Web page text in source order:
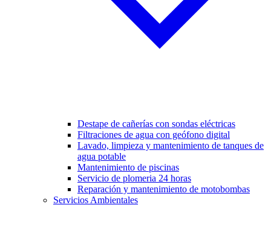
Destape de cañerías con sondas eléctricas
Filtraciones de agua con geófono digital
Lavado, limpieza y mantenimiento de tanques de
agua potable
Mantenimiento de piscinas
Servicio de plomeria 24 horas
Reparación y mantenimiento de motobombas
Servicios Ambientales